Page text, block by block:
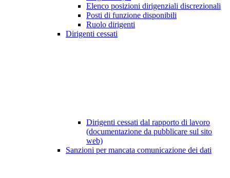
Elenco posizioni dirigenziali discrezionali
Posti di funzione disponibili
Ruolo dirigenti
Dirigenti cessati
Dirigenti cessati dal rapporto di lavoro
(documentazione da pubblicare sul sito
web)
Sanzioni per mancata comunicazione dei dati